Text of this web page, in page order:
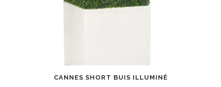
CANNES SHORT BUIS ILLUMINÉ